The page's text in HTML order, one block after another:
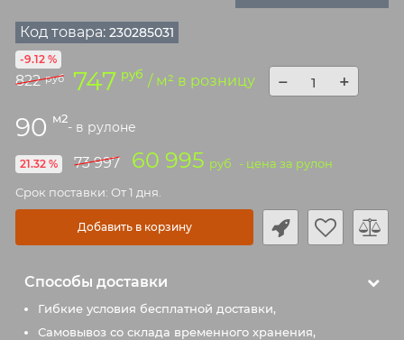
Код товара: 230285031
822 руб 747 руб / м² в розницу
-9.12 %
− +
90 м2
- в рулоне
21.32 % 73 997 60 995 руб
- цена за рулон
Срок поставки: От 1 дня.
Добавить в корзину
Способы доставки
Гибкие условия бесплатной доставки,
Самовывоз со склада временного хранения,